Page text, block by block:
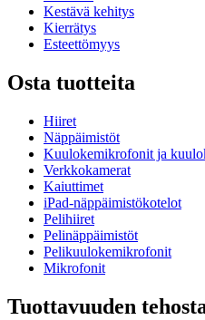
Kestävä kehitys
Kierrätys
Esteettömyys
Osta tuotteita
Hiiret
Näppäimistöt
Kuulokemikrofonit ja
Verkkokamerat
Kaiuttimet
iPad-näppäimistökotelot
Pelihiiret
Pelinäppäimistöt
Pelikuulokemikrofonit
Mikrofonit
Tuottavuuden